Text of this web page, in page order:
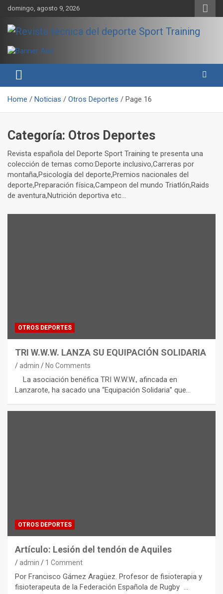
Skip
content
domingo, agosto 9, 2026
Revista técnica del deporte
Sport Training
rendimiento, nutrición y entrenamiento.
Home Noticias Otros Deportes Page 16
Categoría: Otros Deportes
Revista española del Deporte Sport Training te presenta una
colección de temas como:Deporte inclusivo,Carreras por
montaña,Psicología del deporte,Premios nacionales del
deporte,Preparación física,Campeon del mundo Triatlón,Raids
de aventura,Nutrición deportiva etc…
OTROS DEPORTES
TRI W.W.W. LANZA SU EQUIPACIÓN SOLIDARIA
admin No Comments
La asociación benéfica TRI W.W.W., afincada en
Lanzarote, ha sacado una “Equipación Solidaria” que…
OTROS DEPORTES
Artículo: Lesión del tendón de Aquiles
admin 1 Comment
Por Francisco Gámez Aragüez. Profesor de fisioterapia y
fisioterapeuta de la Federación Española de Rugby …